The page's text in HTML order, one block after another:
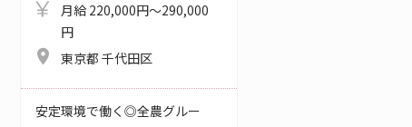
月給 220,000円～290,000
円
東京都 千代田区
安定環境で働く◎全農グルー